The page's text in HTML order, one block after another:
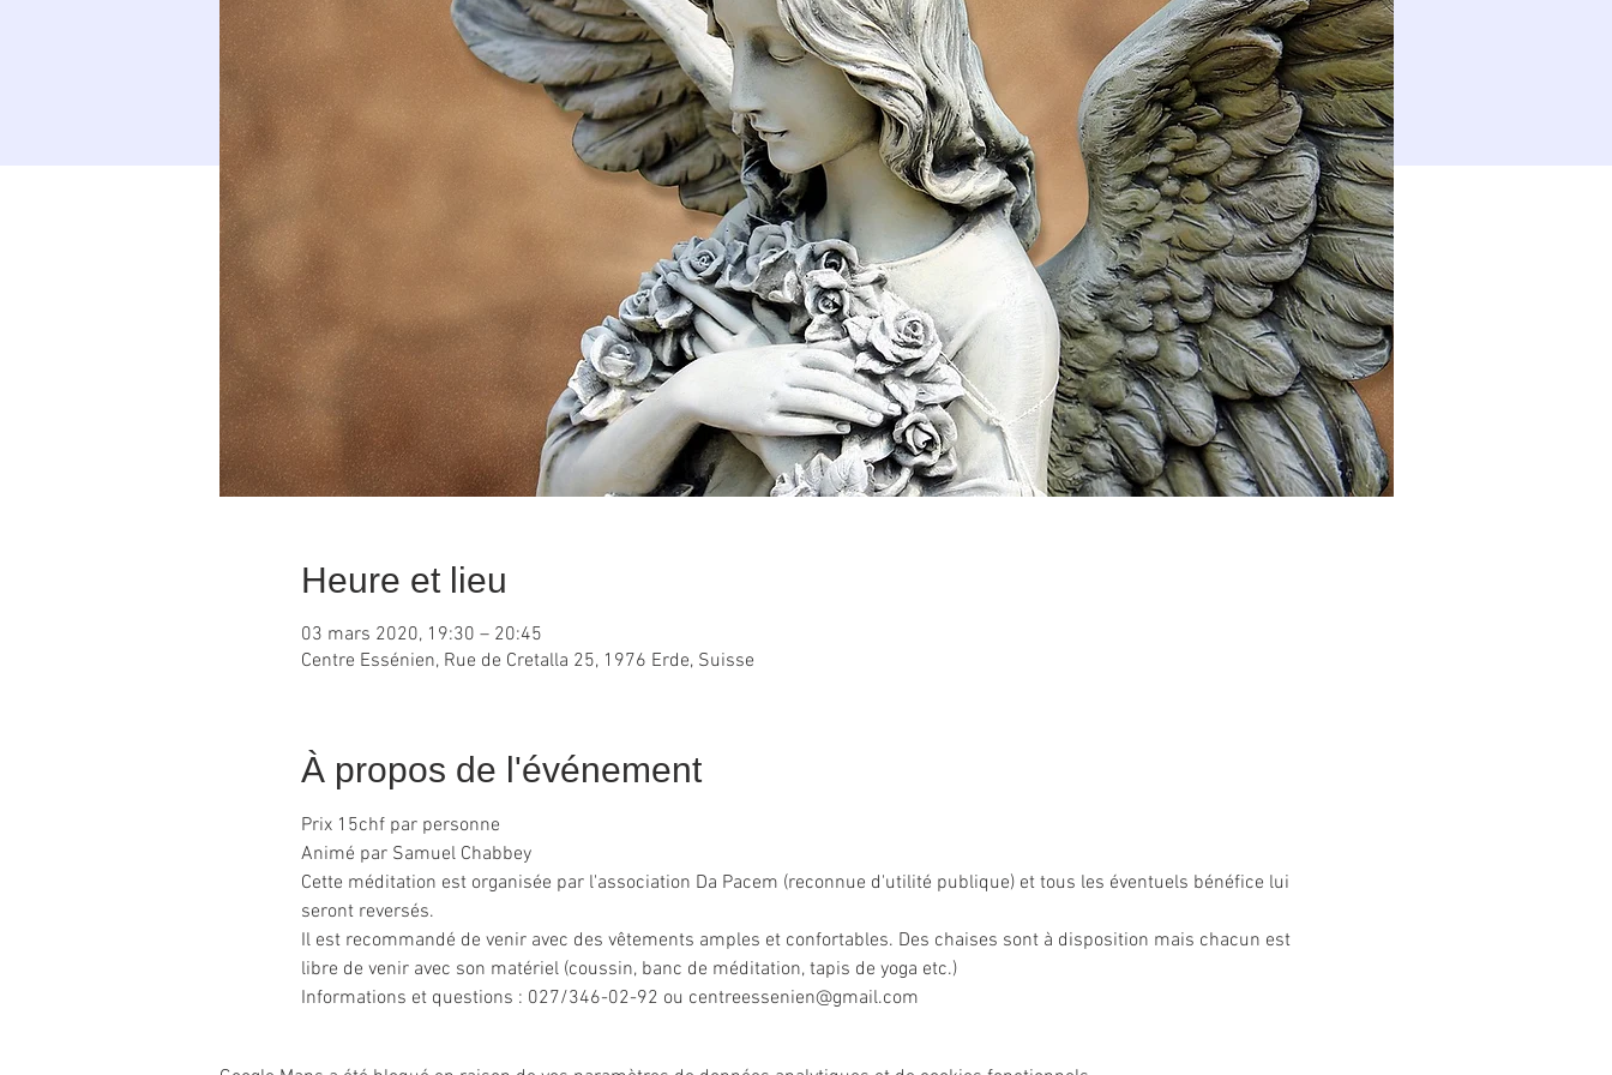
Heure et lieu
03 mars 2020, 19:30 – 20:45
Centre Essénien, Rue de Cretalla 25, 1976 Erde, Suisse
À propos de l'événement
Prix 15chf par personne
Animé par Samuel Chabbey
Cette méditation est organisée par l'association Da Pacem (reconnue d'utilité publique) et tous les éventuels bénéfice lui
seront reversés.
Il est recommandé de venir avec des vêtements amples et confortables. Des chaises sont à disposition mais chacun est
libre de venir avec son matériel (coussin, banc de méditation, tapis de yoga etc.)
Informations et questions : 027/346-02-92 ou centreessenien@gmail.com